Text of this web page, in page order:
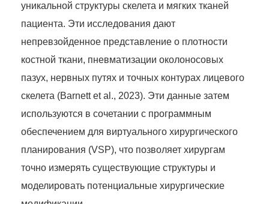
уникальной структуры скелета и мягких тканей
пациента. Эти исследования дают
непревзойденное представление о плотности
костной ткани, пневматизации околоносовых
пазух, нервных путях и точных контурах лицевого
скелета (Barnett et al., 2023). Эти данные затем
используются в сочетании с программным
обеспечением для виртуального хирургического
планирования (VSP), что позволяет хирургам
точно измерять существующие структуры и
моделировать потенциальные хирургические